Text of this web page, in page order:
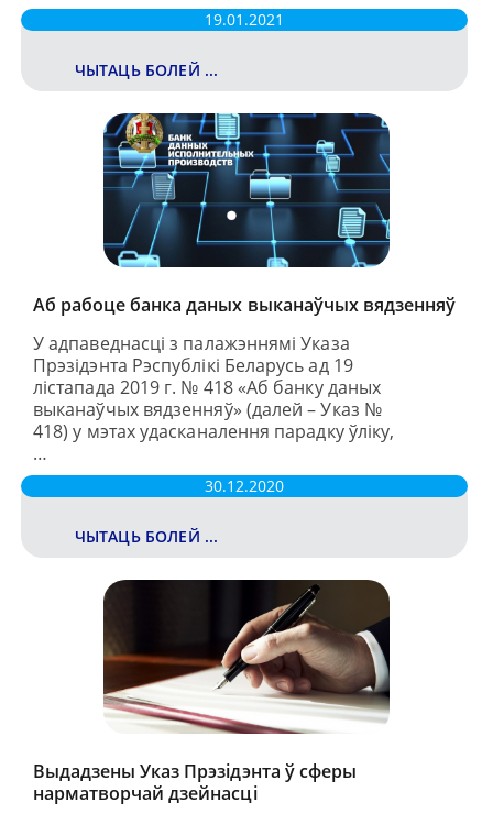
19.01.2021
ЧЫТАЦЬ БОЛЕЙ ...
Аб рабоце банка даных выканаўчых вядзенняў
У адпаведнасці з палажэннямі Указа
Прэзідэнта Рэспублікі Беларусь ад 19
лiстапада 2019 г. № 418 «Аб банку даных
выканаўчых вядзенняў» (далей – Указ №
418) у мэтах удасканалення парадку ўліку,
…
30.12.2020
ЧЫТАЦЬ БОЛЕЙ ...
Выдадзены Указ Прэзідэнта ў сферы
нарматворчай дзейнасці